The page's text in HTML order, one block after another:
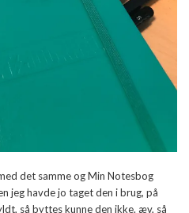
det samme og Min Notesbog
jeg havde jo taget den i brug, på
så byttes kunne den ikke. æv, så